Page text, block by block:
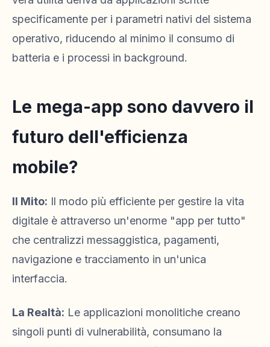
specificamente per i parametri nativi del sistema
operativo, riducendo al minimo il consumo di
batteria e i processi in background.
Le mega-app sono davvero il
futuro dell'efficienza
mobile?
Il Mito: Il modo più efficiente per gestire la vita
digitale è attraverso un'enorme "app per tutto"
che centralizzi messaggistica, pagamenti,
navigazione e tracciamento in un'unica
interfaccia.
La Realtà: Le applicazioni monolitiche creano
singoli punti di vulnerabilità, consumano la